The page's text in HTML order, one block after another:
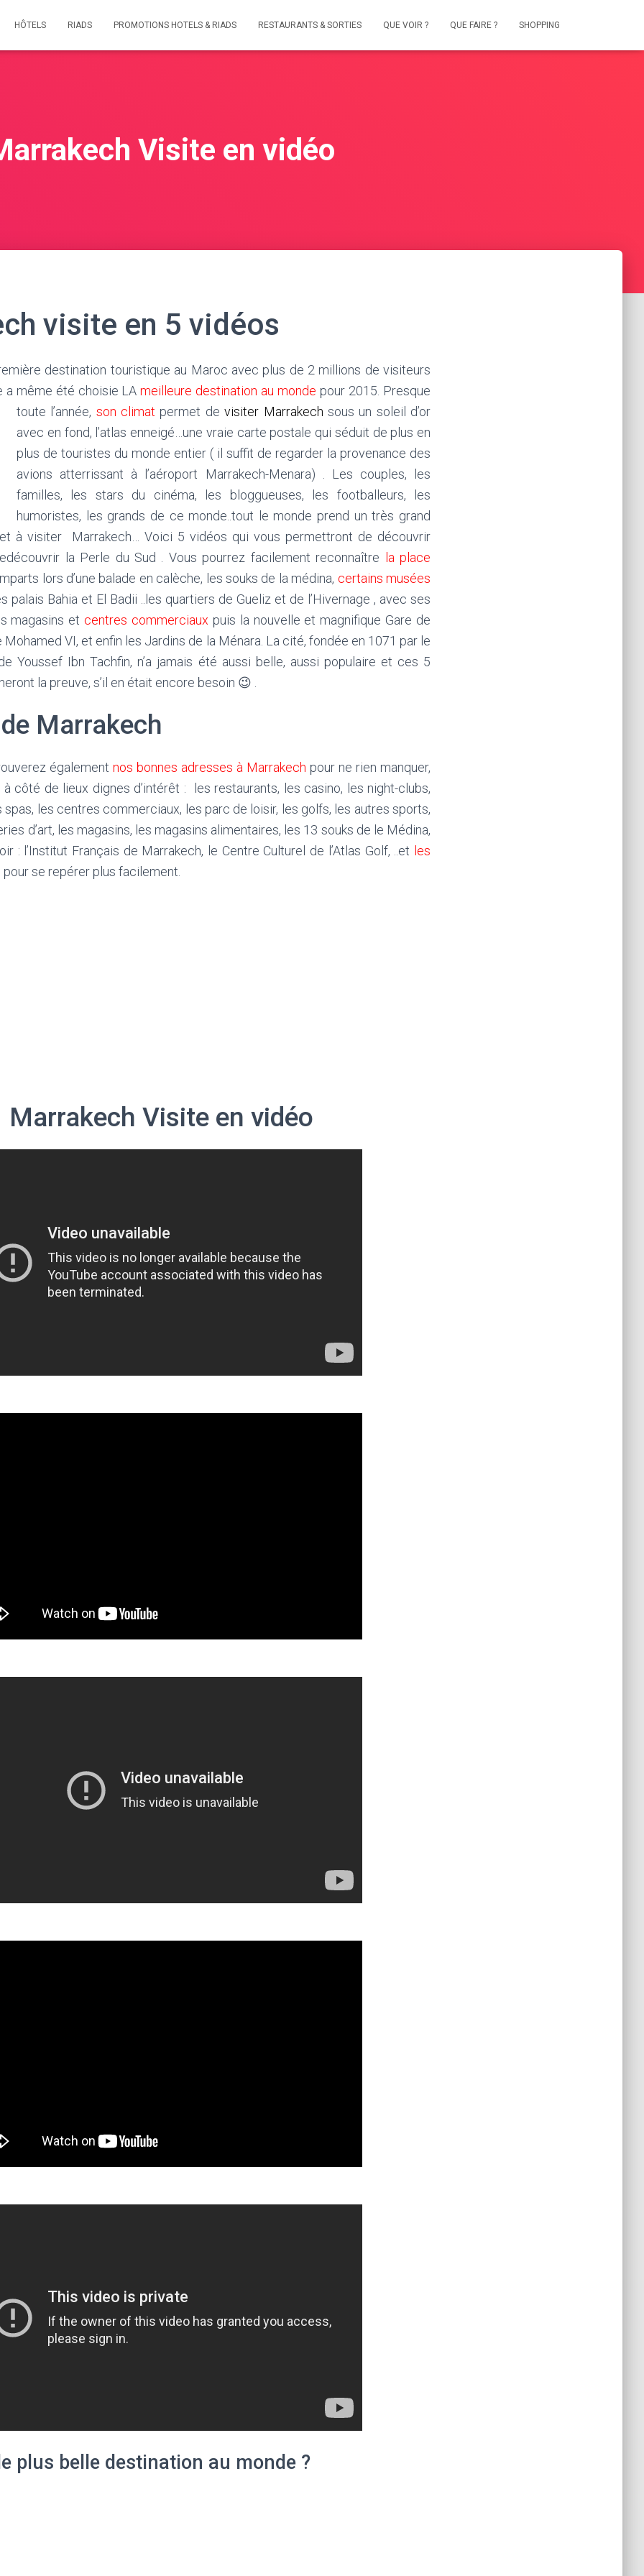
HÔTELS RIADS PROMOTIONS HOTELS & RIADS RESTAURANTS & SORTIES QUE VOIR ? QUE FAIRE ? SHOPPING
Visite en vidéo
visite en 5 vidéos
destination touristique au Maroc avec plus de 2 millions de visiteurs
a même été choisie LAmeilleure destination au monde pour 2015. Presque
toute l’année, son climat permet de visiter Marrakech sous un soleil d’or
avec en fond, l’atlas enneigé…une vraie carte postale qui séduit de plus en
plus de touristes du monde entier ( il suffit de regarder la provenance des
avions atterrissant à l’aéroport Marrakech-Menara) . Les couples, les
familles, les stars du cinéma, les bloggueuses, les footballeurs, les
humoristes, les grands de ce monde..tout le monde prend un très grand
à visiter Marrakech… Voici 5 vidéos qui vous permettront de découvrir
la Perle du Sud . Vous pourrez facilement reconnaître
la place
lors d’une balade en calèche, les souks de la médina, certains musées
palais Bahia et El Badii ..les quartiers de Gueliz et de l’Hivernage , avec ses
magasins et centres commerciaux puis la nouvelle et magnifique Gare de
Mohamed VI, et enfin les Jardins de la Ménara. La cité, fondée en 1071 par le
Youssef Ibn Tachfin, n’a jamais été aussi belle, aussi populaire et ces 5
la preuve, s’il en était encore besoin 😉 .
Marrakech
également nos bonnes adresses à Marrakech pour ne rien manquer,
côté de lieux dignes d’intérêt : les restaurants, les casino, les night-clubs,
spas, les centres commerciaux, les parc de loisir, les golfs, les autres sports,
d’art, les magasins, les magasins alimentaires, les 13 souks de le Médina,
: l’Institut Français de Marrakech, le Centre Culturel de l’Atlas Golf, ..et les
pour se repérer plus facilement.
Marrakech Visite en vidéo
plus belle destination au monde ?